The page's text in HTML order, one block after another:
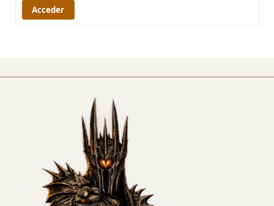
Acceder